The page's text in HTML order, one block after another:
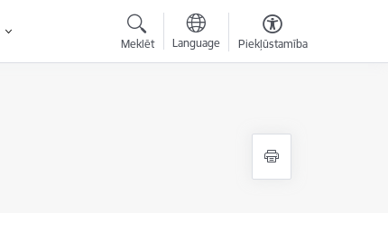
Meklēt Language Piekļūstamība